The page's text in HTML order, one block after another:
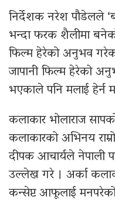
निर्देशक नरेश पौडेलले
भन्दा फरक शैलीमा
फिल्म हेरेको अनुभव
जापानी फिल्म हेरेको
भएकाले पनि मलाई हेर्न
कलाकार भोलाराज
कलाकारको अभिनय
दीपक आचार्यले नेपाली
उल्लेख गरे । अर्का
कन्सेप्ट आफूलाई